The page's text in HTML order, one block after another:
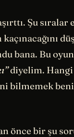
Şu
bana. Bu
diyelim. Hangi
bilmemek
önce bir şu